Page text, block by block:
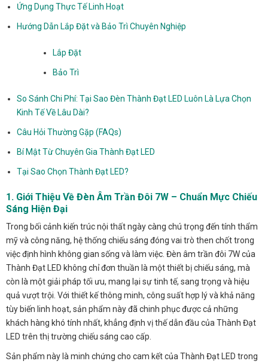
Ứng Dụng Thực Tế Linh Hoạt
Hướng Dẫn Lắp Đặt và Bảo Trì Chuyên Nghiệp
Lắp Đặt
Bảo Trì
So Sánh Chi Phí: Tại Sao Đèn Thành Đạt LED Luôn Là Lựa Chọn
Kinh Tế Về Lâu Dài?
Câu Hỏi Thường Gặp (FAQs)
Bí Mật Từ Chuyên Gia Thành Đạt LED
Tại Sao Chọn Thành Đạt LED?
1. Giới Thiệu Về Đèn Âm Trần Đôi 7W – Chuẩn Mực Chiếu
Sáng Hiện Đại
Trong bối cảnh kiến trúc nội thất ngày càng chú trọng đến tính thẩm
mỹ và công năng, hệ thống chiếu sáng đóng vai trò then chốt trong
việc định hình không gian sống và làm việc. Đèn âm trần đôi 7W của
Thành Đạt LED không chỉ đơn thuần là một thiết bị chiếu sáng, mà
còn là một giải pháp tối ưu, mang lại sự tinh tế, sang trọng và hiệu
quả vượt trội. Với thiết kế thông minh, công suất hợp lý và khả năng
tùy biến linh hoạt, sản phẩm này đã chinh phục được cả những
khách hàng khó tính nhất, khẳng định vị thế dẫn đầu của Thành Đạt
LED trên thị trường chiếu sáng cao cấp.
Sản phẩm này là minh chứng cho cam kết của Thành Đạt LED trong